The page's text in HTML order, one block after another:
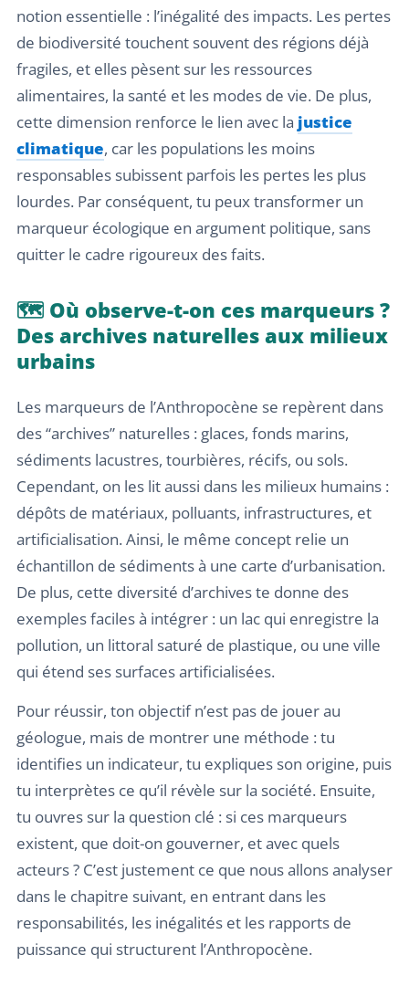
notion essentielle : l’inégalité des impacts. Les pertes
de biodiversité touchent souvent des régions déjà
fragiles, et elles pèsent sur les ressources
alimentaires, la santé et les modes de vie. De plus,
cette dimension renforce le lien avec la justice
climatique, car les populations les moins
responsables subissent parfois les pertes les plus
lourdes. Par conséquent, tu peux transformer un
marqueur écologique en argument politique, sans
quitter le cadre rigoureux des faits.
🗺️ Où observe-t-on ces marqueurs ?
Des archives naturelles aux milieux
urbains
Les marqueurs de l’Anthropocène se repèrent dans
des “archives” naturelles : glaces, fonds marins,
sédiments lacustres, tourbières, récifs, ou sols.
Cependant, on les lit aussi dans les milieux humains :
dépôts de matériaux, polluants, infrastructures, et
artificialisation. Ainsi, le même concept relie un
échantillon de sédiments à une carte d’urbanisation.
De plus, cette diversité d’archives te donne des
exemples faciles à intégrer : un lac qui enregistre la
pollution, un littoral saturé de plastique, ou une ville
qui étend ses surfaces artificialisées.
Pour réussir, ton objectif n’est pas de jouer au
géologue, mais de montrer une méthode : tu
identifies un indicateur, tu expliques son origine, puis
tu interprètes ce qu’il révèle sur la société. Ensuite,
tu ouvres sur la question clé : si ces marqueurs
existent, que doit-on gouverner, et avec quels
acteurs ? C’est justement ce que nous allons analyser
dans le chapitre suivant, en entrant dans les
responsabilités, les inégalités et les rapports de
puissance qui structurent l’Anthropocène.